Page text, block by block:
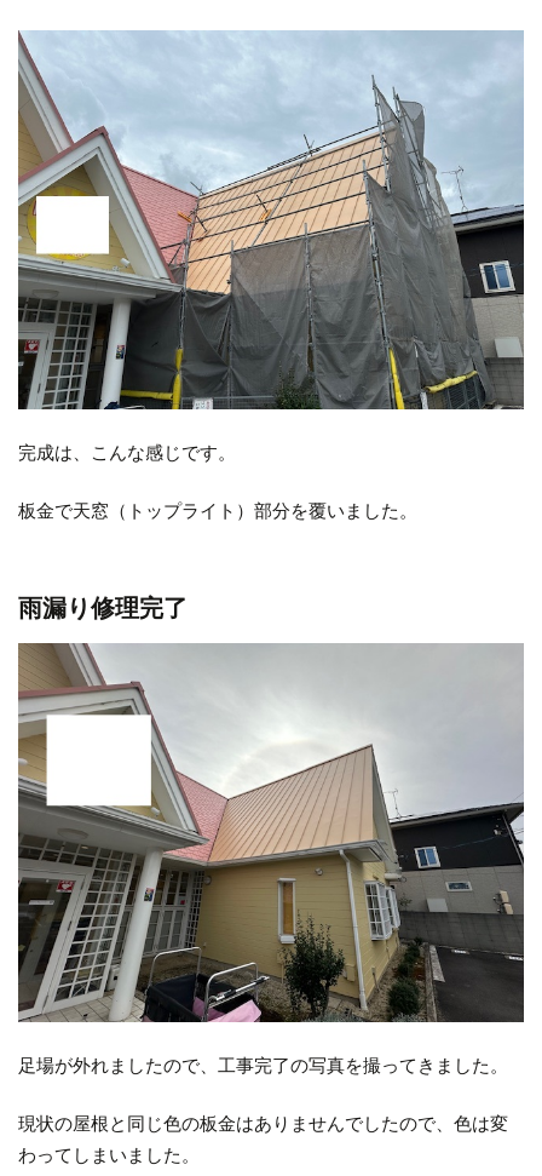
完成は、こんな感じです。
板金で天窓（トップライト）部分を覆いました。
雨漏り修理完了
足場が外れましたので、工事完了の写真を撮ってきました。
現状の屋根と同じ色の板金はありませんでしたので、色は変
わってしまいました。